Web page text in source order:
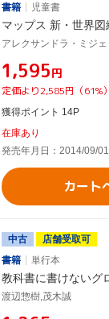
書籍
児童書
マップス 新・世界図
¥1,595円
定価より2,585円（61%
獲得ポイント 14P
在庫あり
発売年月日：2014/09/01
カート
中古
店舗受取可
書籍
単行本
教科書に書けないグ
渡辺惣樹,茂木誠